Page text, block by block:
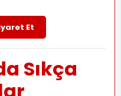
Et
Sıkça